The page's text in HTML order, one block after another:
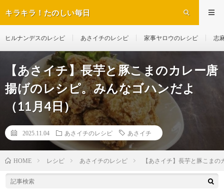
キラキラ！たのしい毎日
ヒルナンデスのレシピ あさイチのレシピ 家事ヤロウのレシピ 志
【あさイチ】長芋と豚こまのカレー唐
揚げのレシピ。みんなゴハンだよ
（11月4日）
2025.11.04 あさイチのレシピ あさイチ
HOME レシピ あさイチのレシピ 【あさイチ】長芋と豚こま